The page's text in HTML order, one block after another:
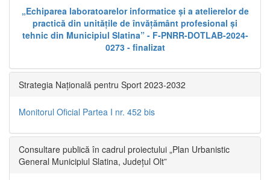
„Echiparea laboratoarelor informatice și a atelierelor de
practică din unitățile de învățământ profesional și
tehnic din Municipiul Slatina” - F-PNRR-DOTLAB-2024-
0273 - finalizat
Strategia Națională pentru Sport 2023-2032
Monitorul Oficial Partea I nr. 452 bis
Consultare publică în cadrul proiectului „Plan Urbanistic
General Municipiul Slatina, Județul Olt”